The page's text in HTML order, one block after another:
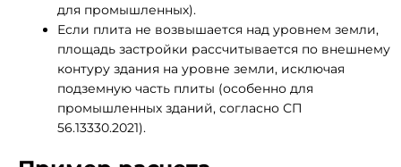
для промышленных).
Если плита не возвышается над уровнем земли,
площадь застройки рассчитывается по внешнему
контуру здания на уровне земли, исключая
подземную часть плиты (особенно для
промышленных зданий, согласно СП
56.13330.2021).